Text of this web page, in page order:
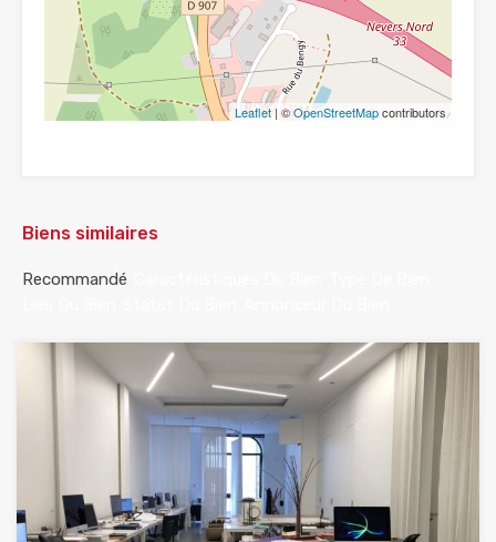
Leaflet| ©OpenStreetMapcontributors
Biens similaires
Recommandé